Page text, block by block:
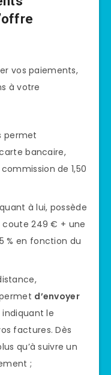
vos paiements,
à votre
permet
bancaire,
de 1,50
à lui, possède
249 € + une
% en fonction du
d’envoyer
indiquant le
factures. Dès
qu’à suivre un
;